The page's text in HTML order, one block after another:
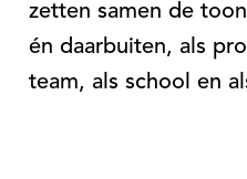
zetten samen de
én daarbuiten, als
team, als school en